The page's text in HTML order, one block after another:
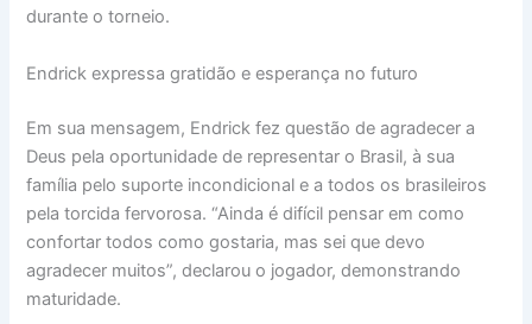
durante o torneio.
Endrick expressa gratidão e esperança no futuro
Em sua mensagem, Endrick fez questão de agradecer a
Deus pela oportunidade de representar o Brasil, à sua
família pelo suporte incondicional e a todos os brasileiros
pela torcida fervorosa. “Ainda é difícil pensar em como
confortar todos como gostaria, mas sei que devo
agradecer muitos”, declarou o jogador, demonstrando
maturidade.